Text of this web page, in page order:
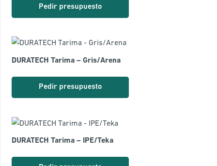
Pedir presupuesto
DURATECH Tarima – Gris/Arena
Pedir presupuesto
DURATECH Tarima – IPE/Teka